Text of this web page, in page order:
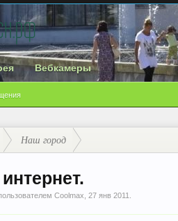
Вебкамеры
Наш город
Coolmax 27 янв 2011